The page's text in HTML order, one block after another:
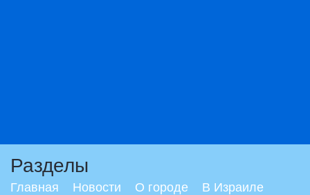
Разделы
Главная Новости О городе
В Израиле